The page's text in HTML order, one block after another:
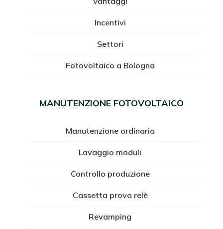
Incentivi
Settori
Fotovoltaico a Bologna
MANUTENZIONE FOTOVOLTAICO
Manutenzione ordinaria
Lavaggio moduli
Controllo produzione
Cassetta prova relè
Revamping